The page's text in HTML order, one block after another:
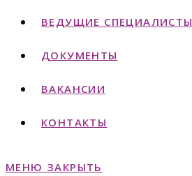
ВЕДУЩИЕ СПЕЦИАЛИСТЫ
ДОКУМЕНТЫ
ВАКАНСИИ
КОНТАКТЫ
МЕНЮ ЗАКРЫТЬ